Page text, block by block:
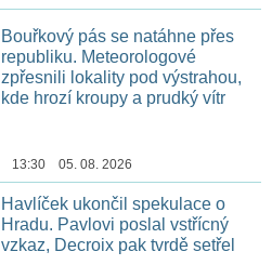
Bouřkový pás se natáhne přes
republiku. Meteorologové
zpřesnili lokality pod výstrahou,
kde hrozí kroupy a prudký vítr
13:30 05. 08. 2026
Havlíček ukončil spekulace o
Hradu. Pavlovi poslal vstřícný
vzkaz, Decroix pak tvrdě setřel